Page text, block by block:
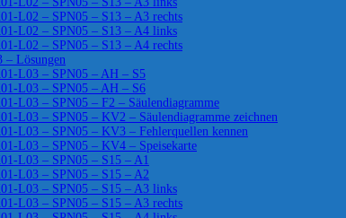
L02 – SPN05 – S13 – A3 rechts
L02 – SPN05 – S13 – A4 links
L02 – SPN05 – S13 – A4 rechts
– Lösungen
L03 – SPN05 – AH – S5
L03 – SPN05 – AH – S6
L03 – SPN05 – F2 – Säulendiagramme
L03 – SPN05 – KV2 – Säulendiagramme zeichnen
L03 – SPN05 – KV3 – Fehlerquellen kennen
L03 – SPN05 – KV4 – Speisekarte
L03 – SPN05 – S15 – A1
L03 – SPN05 – S15 – A2
L03 – SPN05 – S15 – A3 links
L03 – SPN05 – S15 – A3 rechts